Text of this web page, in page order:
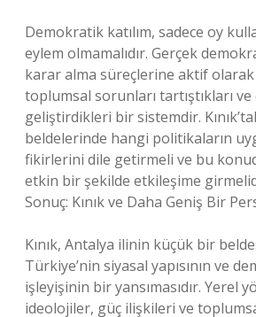
Demokratik katılım, sadece oy
eylem olmamalıdır. Gerçek
karar alma süreçlerine aktif olarak
toplumsal sorunları tartıştıkları
geliştirdikleri bir sistemdir.
beldelerinde hangi politikaların
fikirlerini dile getirmeli ve bu
etkin bir şekilde etkileşime
Sonuç: Kınık ve Daha Geniş Bir
Kınık, Antalya ilinin küçük bir
Türkiye’nin siyasal yapısının ve
işleyişinin bir yansımasıdır. Yerel
ideolojiler, güç ilişkileri ve